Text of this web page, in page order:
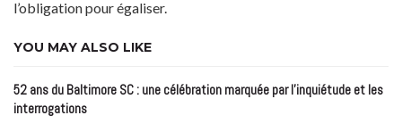
l’obligation pour égaliser.
YOU MAY ALSO LIKE
52 ans du Baltimore SC : une célébration marquée par l’inquiétude et les
interrogations